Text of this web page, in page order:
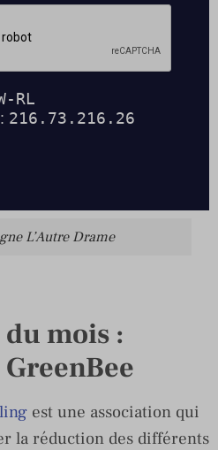
L’Autre Drame
mois :
est une association qui
la réduction des différents